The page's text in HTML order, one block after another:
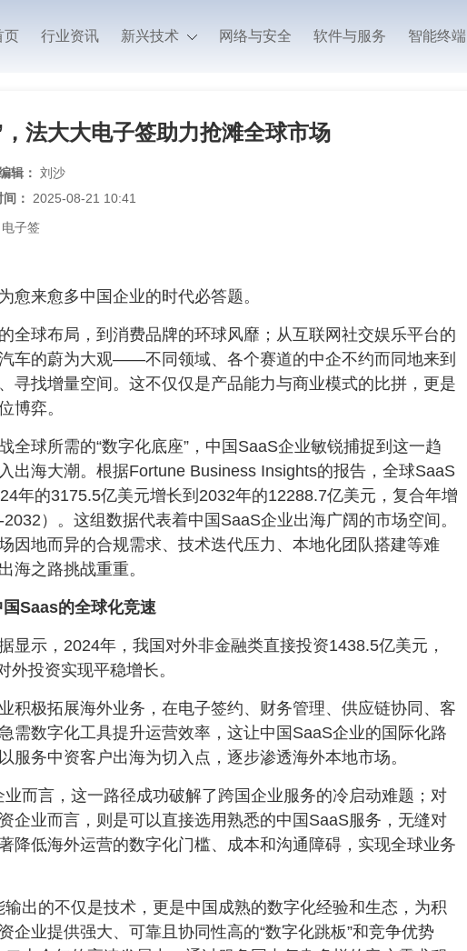
页 行业资讯 新兴技术 网络与安全 软件与服务 智能终端
法大大电子签助力抢滩全球市场
辑： 刘沙
间： 2025-08-21 10:41
电子签
来愈多中国企业的时代必答题。
球布局，到消费品牌的环球风靡；从互联网社交娱乐平台的
车的蔚为大观——不同领域、各个赛道的中企不约而同地来到
寻找增量空间。这不仅仅是产品能力与商业模式的比拼，更是
博弈。
球所需的“数字化底座”，中国SaaS企业敏锐捕捉到这一趋
出海大潮。根据Fortune Business Insights的报告，全球SaaS
年的3175.5亿美元增长到2032年的12288.7亿美元，复合年增
）。这组数据代表着中国SaaS企业出海广阔的市场空间。
因地而异的合规需求、技术迭代压力、本地化团队搭建等难
海之路挑战重重。
Saas的全球化竞速
示，2024年，我国对外非金融类直接投资1438.5亿美元，
外投资实现平稳增长。
极拓展海外业务，在电子签约、财务管理、供应链协同、客
需数字化工具提升运营效率，这让中国SaaS企业的国际化路
服务中资客户出海为切入点，逐步渗透海外本地市场。
言，这一路径成功破解了跨国企业服务的冷启动难题；对
企业而言，则是可以直接选用熟悉的中国SaaS服务，无缝对
降低海外运营的数字化门槛、成本和沟通障碍，实现全球业务
的不仅是技术，更是中国成熟的数字化经验和生态，为积
企业提供强大、可靠且协同性高的“数字化跳板”和竞争优势